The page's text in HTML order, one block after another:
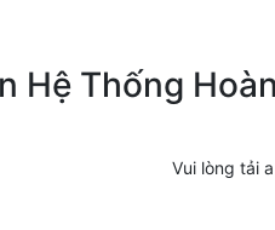
Hệ Thống
Vui lòng tải